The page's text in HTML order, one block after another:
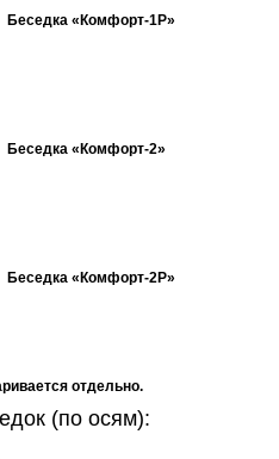
Беседка «Комфорт-1Р»
Беседка «Комфорт-2»
Беседка «Комфорт-2Р»
отдельно.
(по осям):